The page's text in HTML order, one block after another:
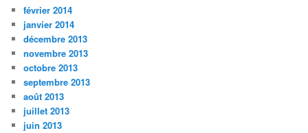
février 2014
janvier 2014
décembre 2013
novembre 2013
octobre 2013
septembre 2013
août 2013
juillet 2013
juin 2013